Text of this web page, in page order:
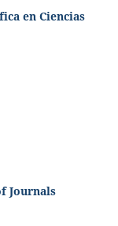
en Ciencias
Journals